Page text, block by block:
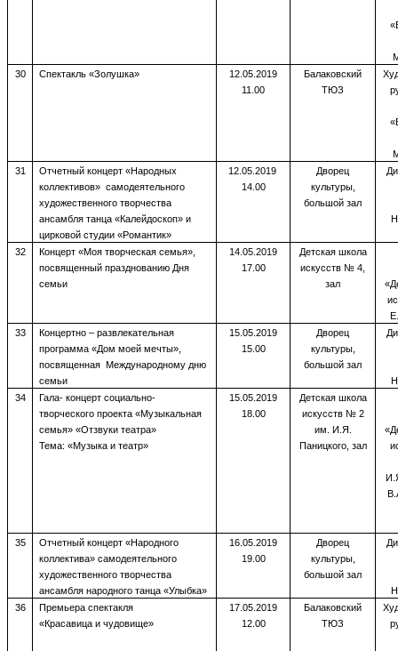
30
Спектакль «Золушка»
12.05.2019
11.00
Балаковский
ТЮЗ
31
Отчетный концерт «Народных
коллективов» самодеятельного
художественного творчества
ансамбля танца «Калейдоскоп» и
цирковой студии «Романтик»
12.05.2019
14.00
Дворец
культуры,
большой зал
32
Концерт «Моя творческая семья»,
посвященный празднованию Дня
семьи
14.05.2019
17.00
Детская школа
искусств № 4,
зал
33
Концертно – развлекательная
программа «Дом моей мечты»,
посвященная Международному дню
семьи
15.05.2019
15.00
Дворец
культуры,
большой зал
34
Гала- концерт социально-
творческого проекта «Музыкальная
семья» «Отзвуки театра»
Тема: «Музыка и театр»
15.05.2019
18.00
Детская школа
искусств № 2
им. И.Я.
Паницкого, зал
35
Отчетный концерт «Народного
коллектива» самодеятельного
художественного творчества
ансамбля народного танца «Улыбка»
16.05.2019
19.00
Дворец
культуры,
большой зал
36
Премьера спектакля
«Красавица и чудовище»
17.05.2019
12.00
Балаковский
ТЮЗ